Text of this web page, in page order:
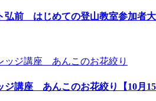
弘前 はじめての登山教室参加者大
ジ講座 あんこのお花絞り【10月15